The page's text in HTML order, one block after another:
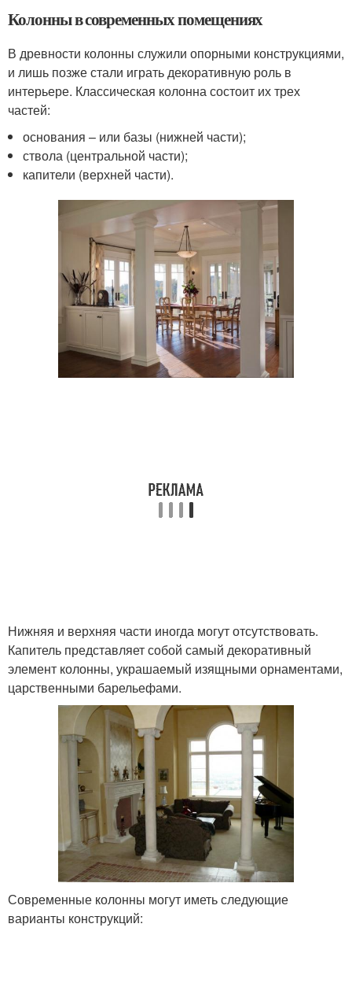
Колонны в современных помещениях
В древности колонны служили опорными конструкциями,
и лишь позже стали играть декоративную роль в
интерьере. Классическая колонна состоит их трех
частей:
основания – или базы (нижней части);
ствола (центральной части);
капители (верхней части).
Нижняя и верхняя части иногда могут отсутствовать.
Капитель представляет собой самый декоративный
элемент колонны, украшаемый изящными орнаментами,
царственными барельефами.
Современные колонны могут иметь следующие
варианты конструкций: